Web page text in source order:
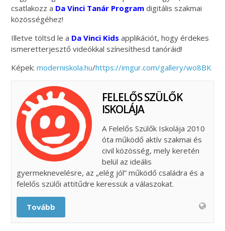
csatlakozz a Da Vinci Tanár Program digitális szakmai
közösségéhez!
Illetve töltsd le a Da Vinci Kids applikációt, hogy érdekes
ismeretterjesztő videókkal színesíthesd tanóráid!
Képek:moderniskola.hu/https://imgur.com/gallery/wo8BK
FELELŐS SZÜLŐK
ISKOLÁJA
A Felelős Szülők Iskolája 2010
óta működő aktív szakmai és
civil közösség, mely keretén
belül az ideális
gyermeknevelésre, az „elég jól” működő családra és a
felelős szülői attitűdre keressük a válaszokat.
Tovább